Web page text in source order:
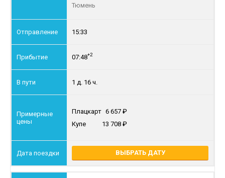
Тюмень
15:33
07:48+2
1 д. 16 ч.
Плацкарт 6 657
Купе
13 708
ВЫБРАТЬ ДАТУ